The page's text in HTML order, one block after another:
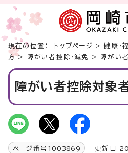
現在の位置： トップページ >健康・
方> 障がい者控除・減免 > 障がい
障がい者控除対象
ページ番号 1003869 更新日